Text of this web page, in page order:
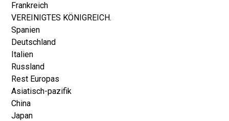
Frankreich
VEREINIGTES KÖNIGREICH.
Spanien
Deutschland
Italien
Russland
Rest Europas
Asiatisch-pazifik
China
Japan